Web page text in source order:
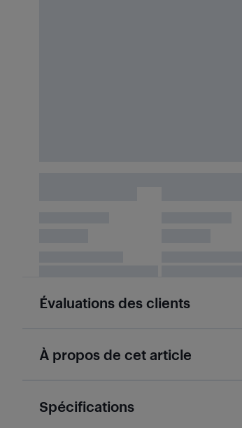
Évaluations des clients
À propos de cet article
Spécifications